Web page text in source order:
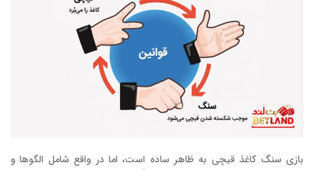
بازی سنگ کاغذ قیچی به ظاهر ساده است، اما در واقع شامل الگوها و